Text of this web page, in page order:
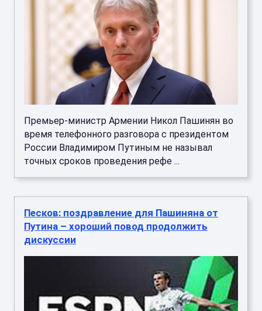
Премьер-министр Армении Никол Пашинян во
время телефонного разговора с президентом
России Владимиром Путиным не называл
точных сроков проведения рефе ...
Песков: поздравление для Пашиняна от
Путина – хороший повод продолжить
дискуссии